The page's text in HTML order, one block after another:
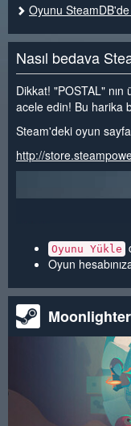
Oyunu
Nasıl bedava
Dikkat! "POSTAL" nın
acele edin! Bu harika
Steam'deki oyun
http://
Oyunu Yükle
Oyun
Moonlighter